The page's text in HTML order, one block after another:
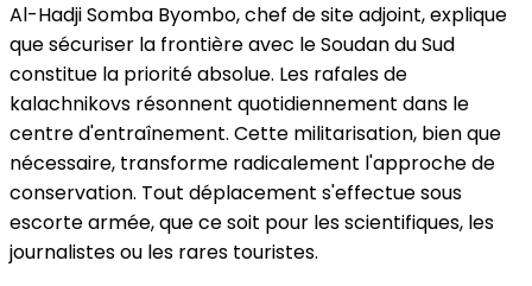
Al-Hadji Somba Byombo, chef de site adjoint, explique
que sécuriser la frontière avec le Soudan du Sud
constitue la priorité absolue. Les rafales de
kalachnikovs résonnent quotidiennement dans le
centre d'entraînement. Cette militarisation, bien que
nécessaire, transforme radicalement l'approche de
conservation. Tout déplacement s'effectue sous
escorte armée, que ce soit pour les scientifiques, les
journalistes ou les rares touristes.